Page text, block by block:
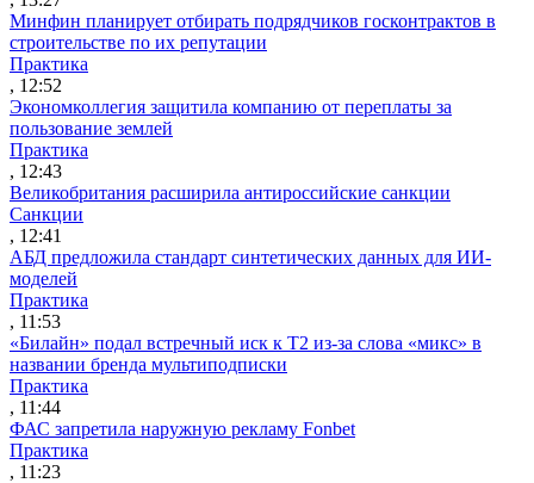
Минфин планирует отбирать подрядчиков госконтрактов в
строительстве по их репутации
Практика
, 12:52
Экономколлегия защитила компанию от переплаты за
пользование землей
Практика
, 12:43
Великобритания расширила антироссийские санкции
Санкции
, 12:41
АБД предложила стандарт синтетических данных для ИИ-
моделей
Практика
, 11:53
«Билайн» подал встречный иск к Т2 из-за слова «микс» в
названии бренда мультиподписки
Практика
, 11:44
ФАС запретила наружную рекламу Fonbet
Практика
, 11:23